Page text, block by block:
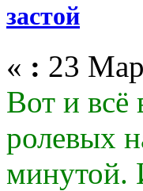
застой
« : 23
Вот и всё
ролевых
минутой.